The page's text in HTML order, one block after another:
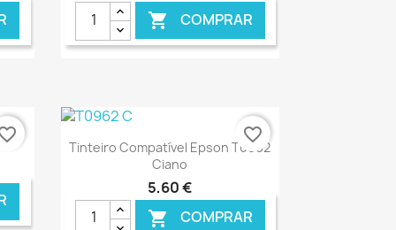
 COMPRAR
Ver+
Tinteiro Compatível Epson T0962
Ciano
5,60 €
 COMPRAR
favorite_border